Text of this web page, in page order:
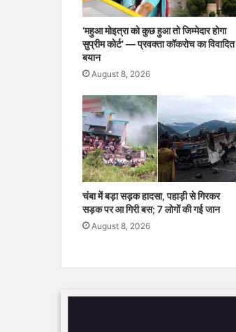
न
क्र
म
हु
ए
शा
मि
ल
‘महुआ मोइत्रा को कुछ हुआ तो जिम्मेदार होगा
सुप्रीम कोर्ट’ — प्रवक्ता कॉकरोच का विवादित
बयान
August 8, 2026
चंबा में बड़ा सड़क हादसा, पहाड़ी से गिरकर
सड़क पर आ गिरी बस; 7 लोगों की गई जान
August 8, 2026